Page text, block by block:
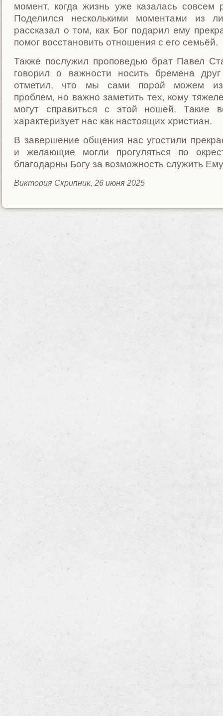
момент, когда жизнь уже казалась совсем
Поделился несколькими моментами из
рассказал о том, как Бог подарил ему
помог восстановить отношения с его семьёй.
Также послужил проповедью брат Павел
говорил о важности носить бремена
отметил, что мы сами порой можем
проблем, но важно заметить тех, кому
могут справиться с этой ношей. Такие
характеризует нас как настоящих христиан.
В завершение общения нас угостили
и желающие могли прогуляться по
благодарны Богу за возможность служить
Виктория Скрипник, 26 июня 2025